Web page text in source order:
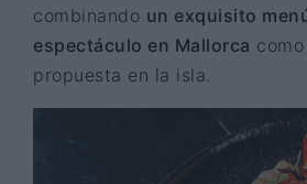
combinando un exquisito
espectáculo en Mallorca
propuesta en la isla.